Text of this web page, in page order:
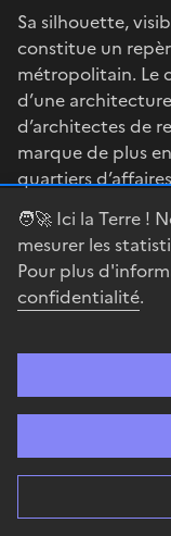
🧑‍🚀 Ici la Terre !
mesurer les
Pour plus
confidentialité.
Sa silhouette,
constitue un
métropolitain. Le
d’une
d’architectes de
marque de plus
quartiers
Ce choix s’inscrit
valorisation du
flux de capitaux
la puissance
restent ainsi
de terre à
les tours jumelles
Norman Foster
comparables à la